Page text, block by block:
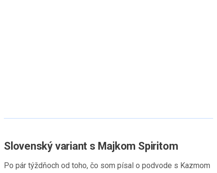
Slovenský variant s Majkom Spiritom
Po pár týždňoch od toho, čo som písal o podvode s Kazmom